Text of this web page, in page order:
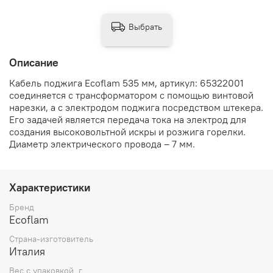
Описание
Кабель поджига Ecoflam 535 мм, артикул: 65322001
соединяется с трансформатором с помощью винтовой
нарезки, а с электродом поджига посредством штекера.
Его задачей является передача тока на электрод для
создания высоковольтной искры и розжига горелки.
Диаметр электрического провода – 7 мм.
Характеристики
Бренд
Ecoflam
Страна-изготовитель
Италия
Вес с упаковкой, г
Выбрать